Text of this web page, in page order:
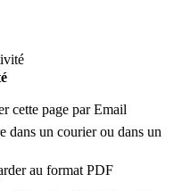
cette page par Email
dans un courier ou dans un
au format PDF